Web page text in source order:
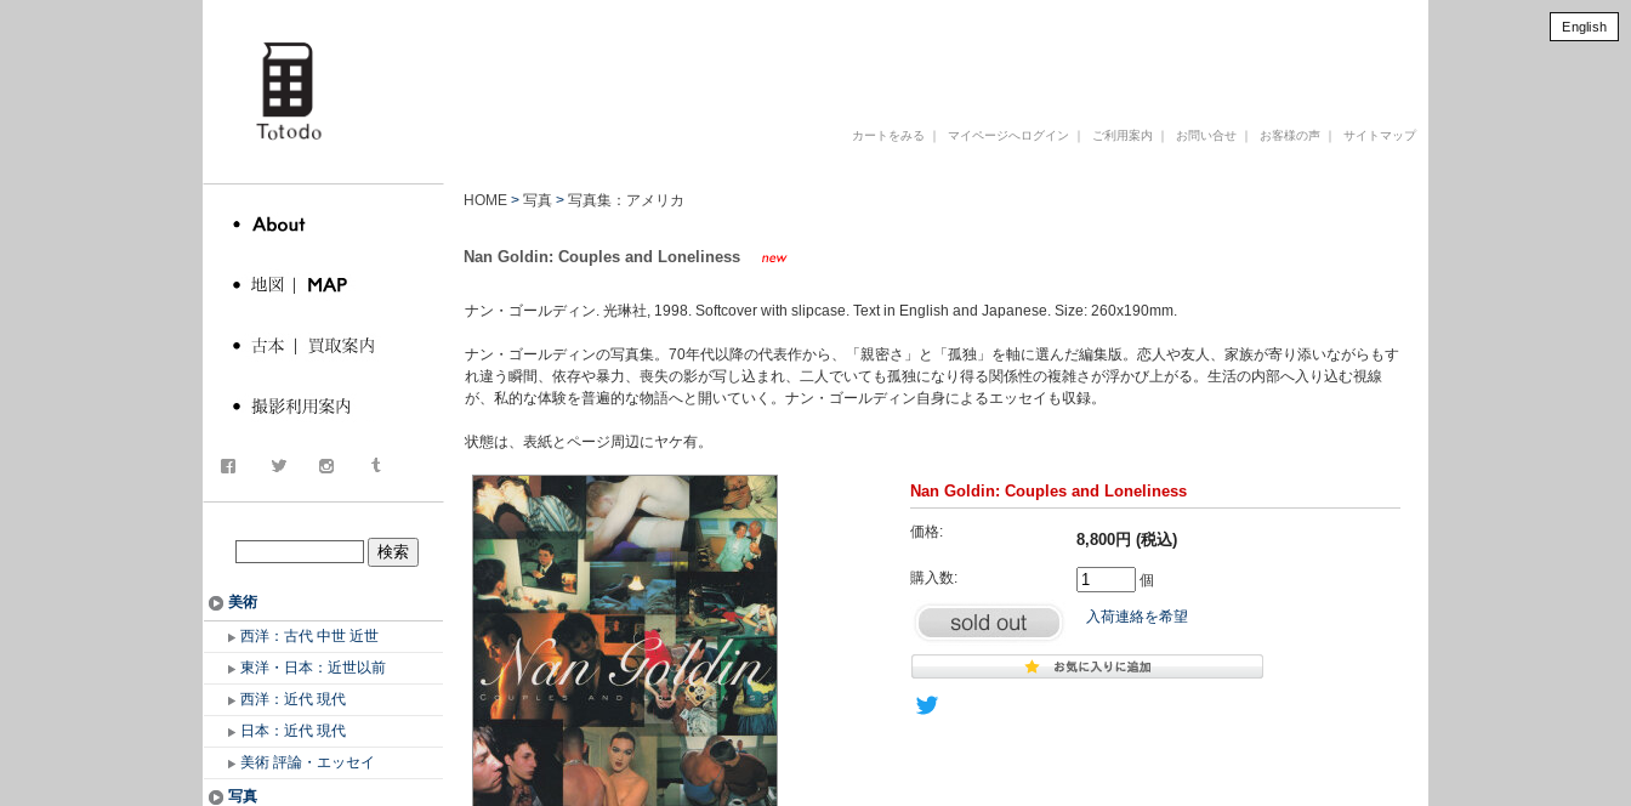
カートをみる マイページへログイン ご利用案内 お問い合せ お客様の声 サイトマップ
美術
西洋：古代 中世 近世
東洋・日本：近世以前
西洋：近代 現代
日本：近代 現代
美術 評論・エッセイ
写真
HOME > 写真 > 写真集：アメリカ
Nan Goldin: Couples and Loneliness
ナン・ゴールディン. 光琳社, 1998. Softcover with slipcase. Text in English and Japanese. Size: 260x190mm.
ナン・ゴールディンの写真集。70年代以降の代表作から、「親密さ」と「孤独」を軸に選んだ編集版。恋人や友人、家族が寄り添いながらもす
れ違う瞬間、依存や暴力、喪失の影が写し込まれ、二人でいても孤独になり得る関係性の複雑さが浮かび上がる。生活の内部へ入り込む視線
が、私的な体験を普遍的な物語へと開いていく。ナン・ゴールディン自身によるエッセイも収録。
状態は、表紙とページ周辺にヤケ有。
Nan Goldin: Couples and Loneliness
価格: 8,800円 (税込)
購入数: 個
入荷連絡を希望
English